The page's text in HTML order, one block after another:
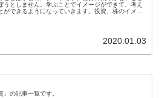
うとしません。学ぶことでイメージができて、考え
ができるようになっていきます。投資、株のイメー
2020.01.03
」の記事一覧です。